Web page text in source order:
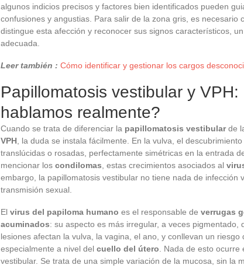
algunos indicios precisos y factores bien identificados pueden
confusiones y angustias. Para salir de la zona gris, es necesario
distingue esta afección y reconocer sus signos característicos,
adecuada.
Leer también : Cómo identificar y gestionar los cargos
Papillomatosis vestibular y
hablamos realmente?
Cuando se trata de diferenciar la papillomatosis vestibularde
VPH , la duda se instala fácilmente. En la vulva, el
translúcidas o rosadas, perfectamente simétricas en la entrada
mencionar los condilomas , estas crecimientos asociados al
embargo, la papillomatosis vestibular no tiene nada de infección
transmisión sexual.
El virus del papiloma humano es el responsable de verrugas
acuminados: su aspecto es más irregular, a veces pigmentado,
lesiones afectan la vulva, la vagina, el ano, y conllevan un riesgo
especialmente a nivel del cuello del útero . Nada de esto
vestibular. Se trata de una simple variación de la mucosa, sin la